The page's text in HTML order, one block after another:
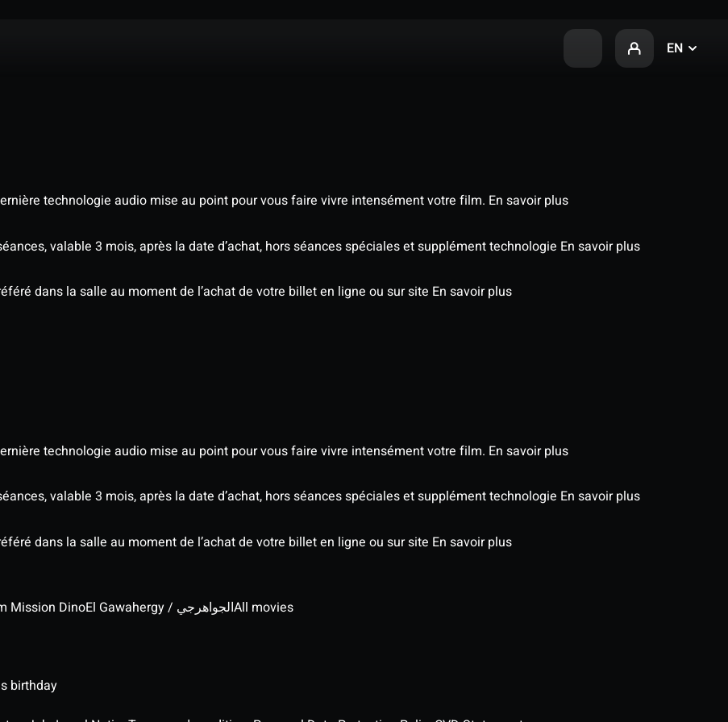
EN
technologie audio mise au point pour vous faire vivre intensément votre film. En savoir plus
valable 3 mois, après la date d’achat, hors séances spéciales et supplément technologie En savoir plus
dans la salle au moment de l’achat de votre billet en ligne ou sur site En savoir plus
technologie audio mise au point pour vous faire vivre intensément votre film. En savoir plus
valable 3 mois, après la date d’achat, hors séances spéciales et supplément technologie En savoir plus
dans la salle au moment de l’achat de votre billet en ligne ou sur site En savoir plus
Mission Dino El Gawahergy / الجواهرجيAll movies
birthday